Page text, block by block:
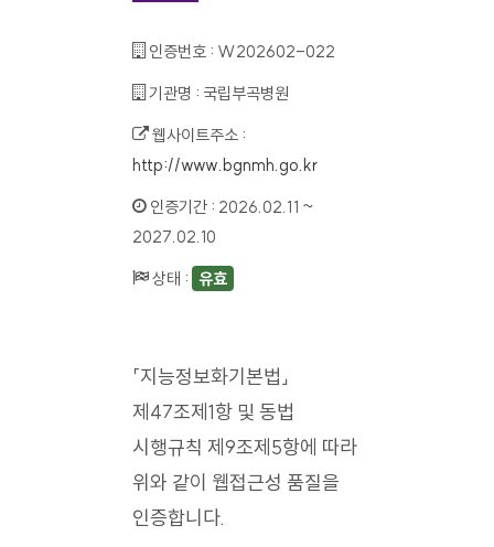
인증번호 : W202602-022
기관명 : 국립부곡병원
웹사이트주소 :
http://www.bgnmh.go.kr
인증기간 : 2026.02.11 ~
2027.02.10
상태 : 유효
「지능정보화기본법」
제47조제1항 및 동법
시행규칙 제9조제5항에 따라
위와 같이 웹접근성 품질을
인증합니다.